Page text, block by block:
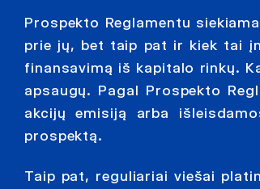
Prospekto Reglamentu
prie jų, bet taip pat ir kiek tai
finansavimą iš kapitalo rinkų.
apsaugų. Pagal Prospekto
akcijų emisiją arba
prospektą.
Taip pat, reguliariai viešai